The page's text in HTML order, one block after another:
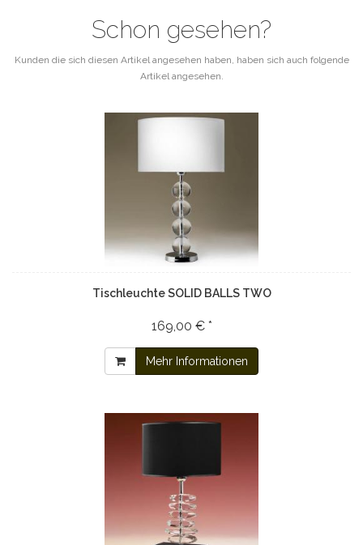
Schon gesehen?
Kunden die sich diesen Artikel angesehen haben, haben sich auch folgende
Artikel angesehen.
Tischleuchte SOLID BALLS TWO
169,00 € *
Mehr Informationen